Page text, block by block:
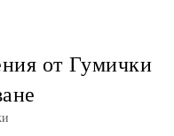
от Гумички